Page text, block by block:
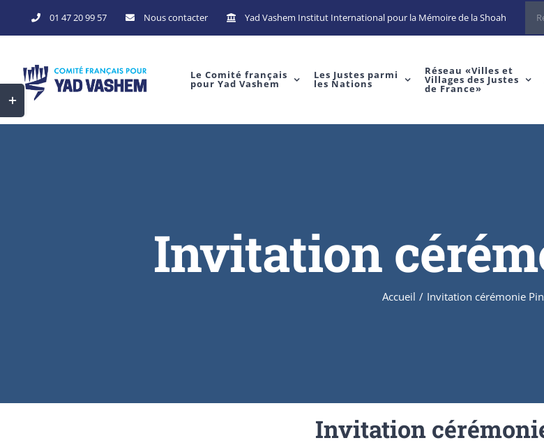
01 47 20 99 57 Nous contacter Yad Vashem Institut International pour la Mémoire de la Shoah
Le Comité français
pour Yad Vashem
Les Justes parmi
les Nations
Réseau «Villes et
Villages des Justes
de France»
Invitation
Accueil / Invitation cérémonie
Invitation